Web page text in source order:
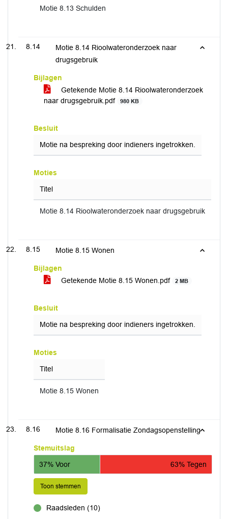
Motie 8.13 Schulden
8.14
Motie 8.14 Rioolwateronderzoek naar
drugsgebruik
Bijlagen
Getekende Motie 8.14 Rioolwateronderzoek
naar drugsgebruik.pdf
980 KB
Besluit
Motie na bespreking door indieners ingetrokken.
Moties
Titel
Motie 8.14 Rioolwateronderzoek naar drugsgebruik
8.15 Motie 8.15 Wonen
Bijlagen
Getekende Motie 8.15 Wonen.pdf
2 MB
Besluit
Motie na bespreking door indieners ingetrokken.
Moties
Titel
Motie 8.15 Wonen
8.16 Motie 8.16 Formalisatie Zondagsopenstelling
Stemuitslag
37% Voor
63% Tegen
Toon stemmen
Raadsleden (10)